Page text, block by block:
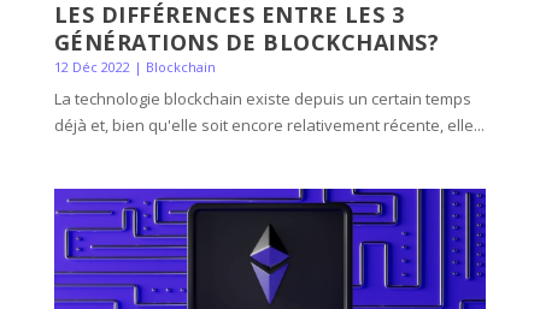
LES DIFFÉRENCES ENTRE LES 3
GÉNÉRATIONS DE BLOCKCHAINS?
12 Déc 2022 | Blockchain
La technologie blockchain existe depuis un certain temps
déjà et, bien qu'elle soit encore relativement récente, elle...